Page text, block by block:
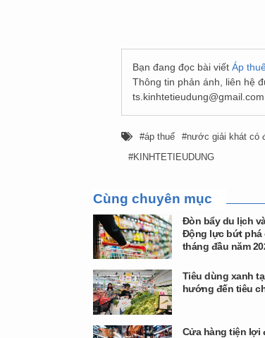
Bạn đang đọc bài viết Áp
Thông tin phản ánh, liên hệ
ts.kinhtetieudung@gmail.com
áp thuế nước giải khát có
KINHTETIEUDUNG
Cùng chuyên mục
Đòn bẩy du lịch
Động lực bứt phá
tháng đầu năm
Tiêu dùng xanh
hướng đến tiêu
Cửa hàng tiện lợi